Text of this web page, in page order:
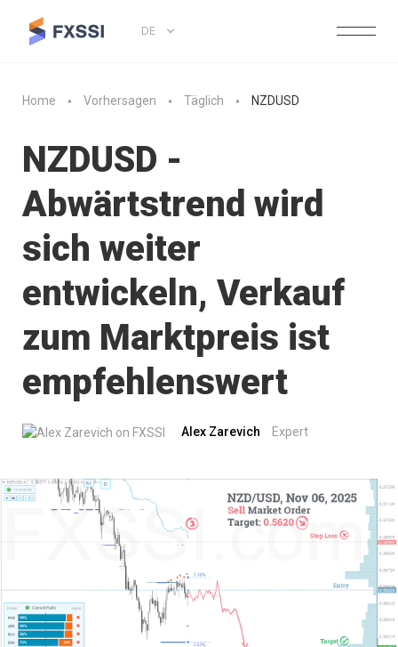
DE
Home Vorhersagen Täglich NZDUSD
NZDUSD -
Abwärtstrend wird
sich weiter
entwickeln, Verkauf
zum Marktpreis ist
empfehlenswert
Alex Zarevich Expert